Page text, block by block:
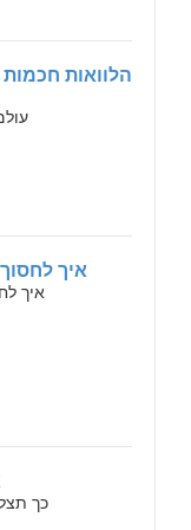
איך
איך
כך